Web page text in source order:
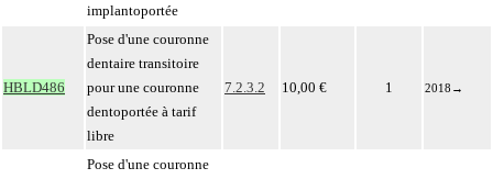
implantoportée
HBLD486
Pose d'une couronne
dentaire transitoire
pour une couronne
dentoportée à tarif
libre
7.2.3.2 10,00 € 1 2018 →
Pose d'une couronne